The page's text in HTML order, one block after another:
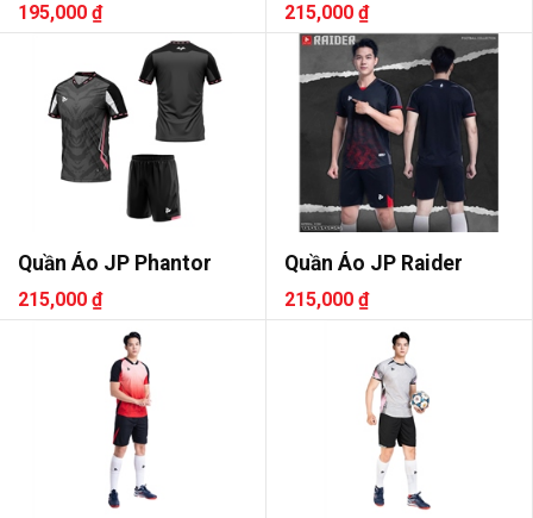
195,000 ₫ 215,000 ₫
Quần Áo JP Phantor
215,000 ₫
Quần Áo JP Raider
215,000 ₫